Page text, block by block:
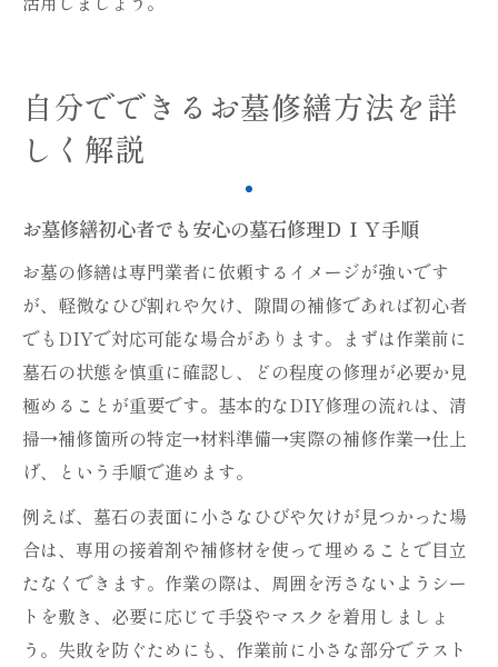
自分でできるお墓修繕方法を詳
しく解説
お墓修繕初心者でも安心の墓石修理ＤＩＹ手順
お墓の修繕は専門業者に依頼するイメージが強いです
が、軽微なひび割れや欠け、隙間の補修であれば初心者
でもDIYで対応可能な場合があります。まずは作業前に
墓石の状態を慎重に確認し、どの程度の修理が必要か見
極めることが重要です。基本的なDIY修理の流れは、清
掃→補修箇所の特定→材料準備→実際の補修作業→仕上
げ、という手順で進めます。
例えば、墓石の表面に小さなひびや欠けが見つかった場
合は、専用の接着剤や補修材を使って埋めることで目立
たなくできます。作業の際は、周囲を汚さないようシー
トを敷き、必要に応じて手袋やマスクを着用しましょ
う。失敗を防ぐためにも、作業前に小さな部分でテスト